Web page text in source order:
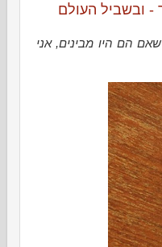
- ובשביל העולם
הם היו מבינים, אני